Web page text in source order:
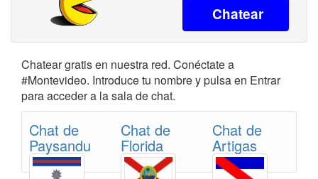
Chatear
Chatear gratis en nuestra red. Conéctate a
#Montevideo. Introduce tu nombre y pulsa en Entrar
para acceder a la sala de chat.
Chat de
Paysandu
Chat de
Florida
Chat de
Artigas